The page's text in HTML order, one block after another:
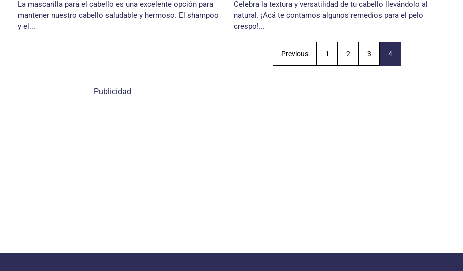
La mascarilla para el cabello es una excelente opción para
mantener nuestro cabello saludable y hermoso. El shampoo
y el...
Celebra la textura y versatilidad de tu cabello llevándolo al
natural. ¡Acá te contamos algunos remedios para el pelo
crespo!...
Previous 1 2 3 4
Publicidad